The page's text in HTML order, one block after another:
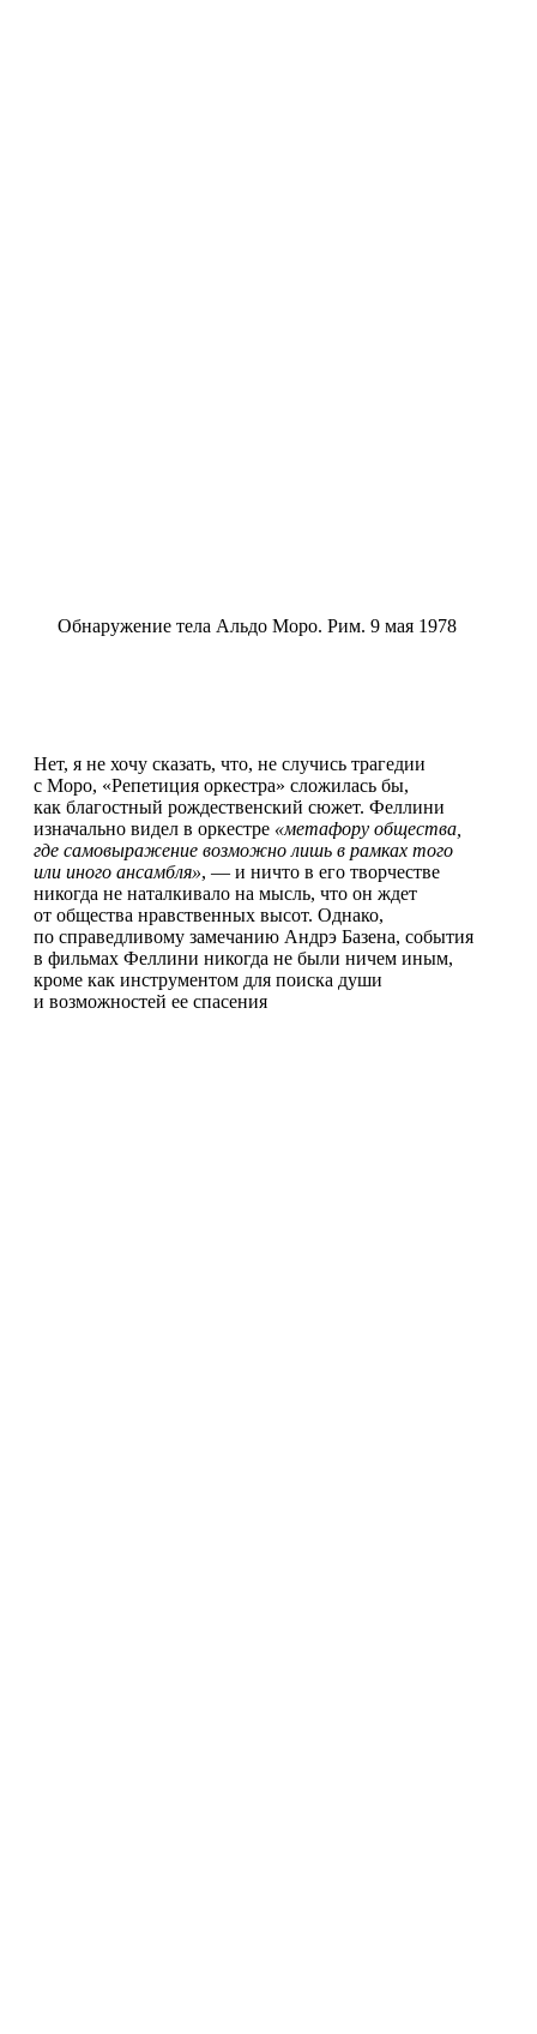
Обнаружение тела Альдо Моро. Рим. 9 мая 1978
Нет, я не хочу сказать, что, не случись трагедии
с Моро, «Репетиция оркестра» сложилась бы,
как благостный рождественский сюжет. Феллини
изначально видел в оркестре «метафору общества,
где самовыражение возможно лишь в рамках того
или иного ансамбля», — и ничто в его творчестве
никогда не наталкивало на мысль, что он ждет
от общества нравственных высот. Однако,
по справедливому замечанию Андрэ Базена, события
в фильмах Феллини никогда не были ничем иным,
кроме как инструментом для поиска души
и возможностей ее спасения